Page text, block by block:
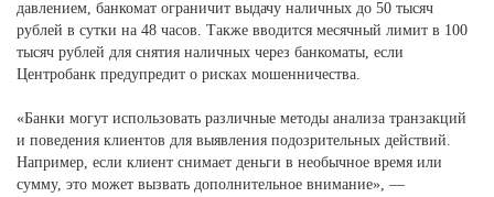
давлением, банкомат ограничит выдачу наличных до 50 тысяч
рублей в сутки на 48 часов. Также вводится месячный лимит в 100
тысяч рублей для снятия наличных через банкоматы, если
Центробанк предупредит о рисках мошенничества.
«Банки могут использовать различные методы анализа транзакций
и поведения клиентов для выявления подозрительных действий.
Например, если клиент снимает деньги в необычное время или
сумму, это может вызвать дополнительное внимание», —